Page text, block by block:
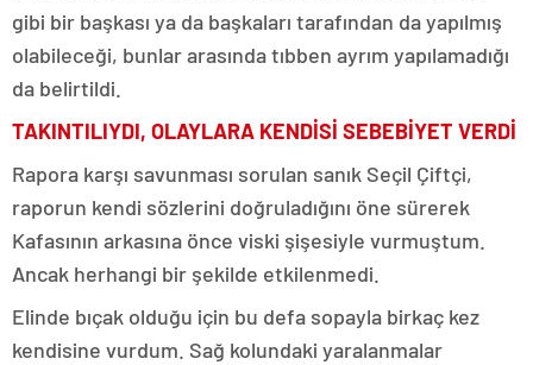
gibi bir başkası ya da başkaları tarafından da yapılmış
olabileceği, bunlar arasında tıbben ayrım yapılamadığı
da belirtildi.
TAKINTILIYDI, OLAYLARA KENDİSİ SEBEBİYET VERDİ
Rapora karşı savunması sorulan sanık Seçil Çiftçi,
raporun kendi sözlerini doğruladığını öne sürerek
Kafasının arkasına önce viski şişesiyle vurmuştum.
Ancak herhangi bir şekilde etkilenmedi.
Elinde bıçak olduğu için bu defa sopayla birkaç kez
kendisine vurdum. Sağ kolundaki yaralanmalar